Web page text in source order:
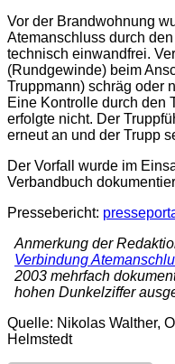
Vor der Brandwohnung
Atemanschluss durch
technisch einwandfrei.
(Rundgewinde) beim
Truppmann) schräg oder
Eine Kontrolle durch den
erfolgte nicht. Der
erneut an und der Trupp
Der Vorfall wurde im
Verbandbuch
Pressebericht:
Anmerkung der
Verbindung
2003 mehrfach
hohen Dunkelziffer
Quelle: Nikolas Walther,
Helmstedt